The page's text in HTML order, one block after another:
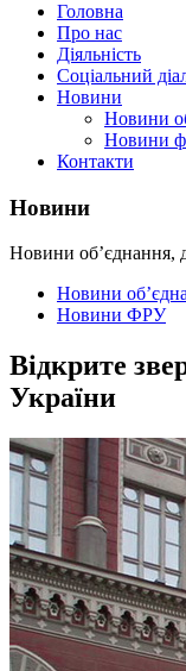
Головна
Про нас
Діяльність
Соціальний
Новини
Новини
Новини
Контакти
Новини
Новини об’єднання,
Новини
Новини ФРУ
Відкрите
України